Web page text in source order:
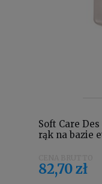
Soft Care
rąk na bazie
82,70 zł